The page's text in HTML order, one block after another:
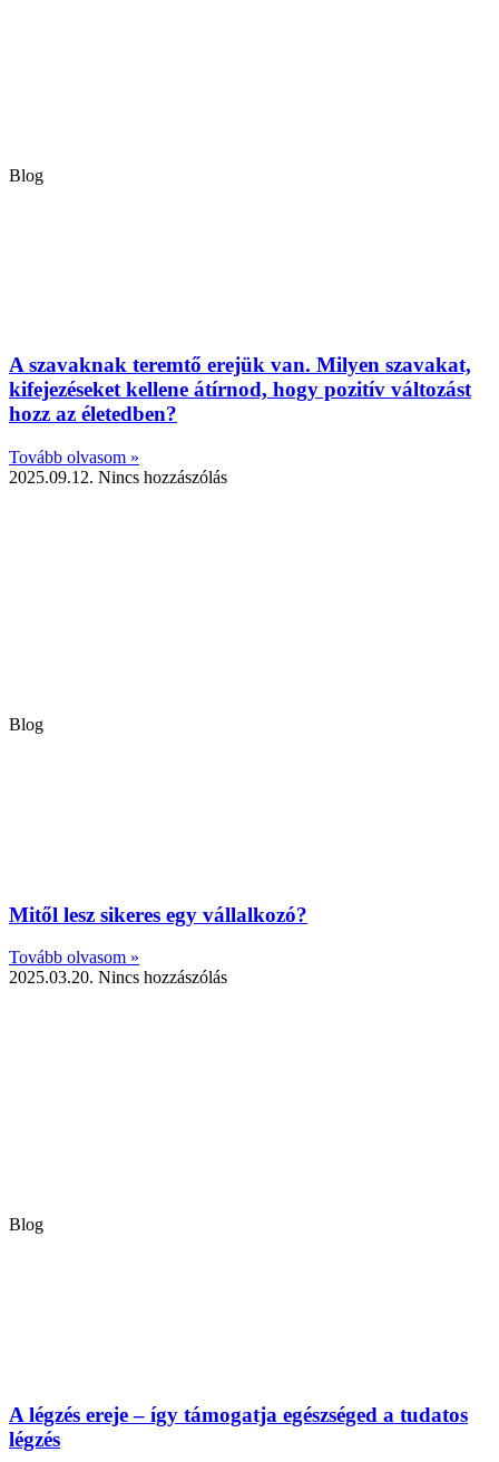
Blog
A szavaknak teremtő erejük van. Milyen szavakat,
kifejezéseket kellene átírnod, hogy pozitív változást
hozz az életedben?
Tovább olvasom »
2025.09.12. Nincs hozzászólás
Blog
Mitől lesz sikeres egy vállalkozó?
Tovább olvasom »
2025.03.20. Nincs hozzászólás
Blog
A légzés ereje – így támogatja egészséged a tudatos
légzés